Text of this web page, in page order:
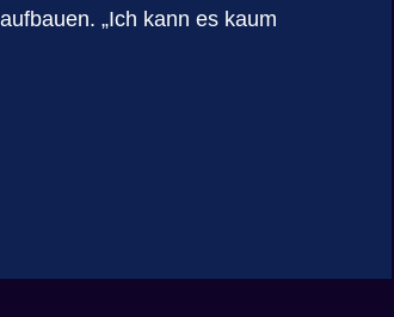
„Ich kann es kaum